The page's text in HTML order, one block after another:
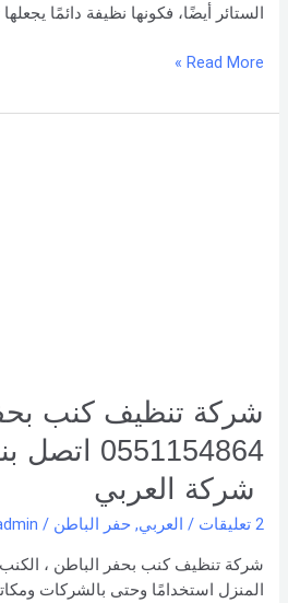
الستائر أيضًا، فكونها نظيفة دائمًا
Read More »
شركة تنظيف كنب
0551154864
شركة العربي
2 تعليقات / العربي, حفر الباطن /
شركة تنظيف كنب بحفر الباطن ،
المنزل استخدامًا وحتى بالشركات